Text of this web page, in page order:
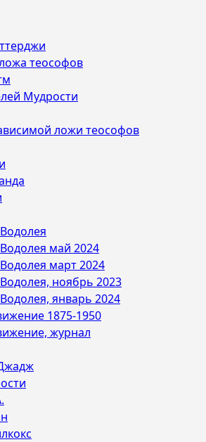
теософов
Мудрости
ложи теософов
май 2024
март 2024
ноябрь 2023
январь 2024
1875-1950
журнал